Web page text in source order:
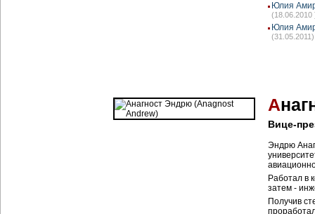
Юлия
(18.06.2010
Юлия
(31.05.2011)
А
Вице-
Эндрю
Работал в
затем -
Получив